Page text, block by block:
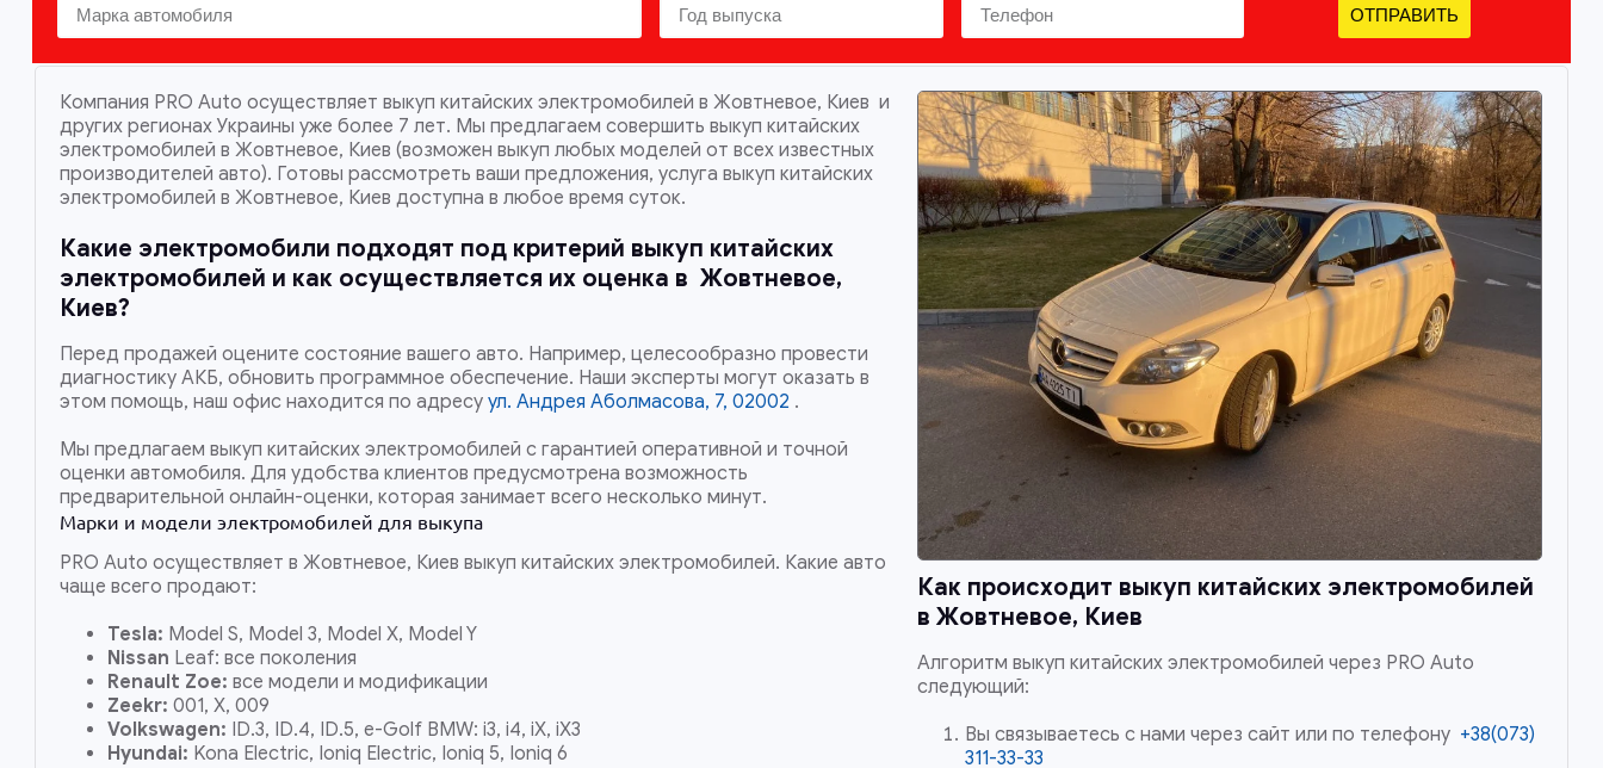
ОТПРАВИТЬ
Компания PRO Auto осуществляет выкуп китайских электромобилей в Жовтневое, Киев и
других регионах Украины уже более 7 лет. Мы предлагаем совершить выкуп китайских
электромобилей в Жовтневое, Киев (возможен выкуп любых моделей от всех известных
производителей авто). Готовы рассмотреть ваши предложения, услуга выкуп китайских
электромобилей в Жовтневое, Киев доступна в любое время суток.
Какие электромобили подходят под критерий выкуп китайских
электромобилей и как осуществляется их оценка в Жовтневое,
Киев?
Перед продажей оцените состояние вашего авто. Например, целесообразно провести
диагностику АКБ, обновить программное обеспечение. Наши эксперты могут оказать в
этом помощь, наш офис находится по адресу ул. Андрея Аболмасова, 7, 02002 .
Мы предлагаем выкуп китайских электромобилей с гарантией оперативной и точной
оценки автомобиля. Для удобства клиентов предусмотрена возможность
предварительной онлайн-оценки, которая занимает всего несколько минут.
Марки и модели электромобилей для выкупа
PRO Auto осуществляет в Жовтневое, Киев выкуп китайских электромобилей. Какие авто
чаще всего продают:
Tesla: Model S, Model 3, Model X, Model Y
Nissan Leaf: все поколения
Renault Zoe: все модели и модификации
Zeekr: 001, X, 009
Volkswagen: ID.3, ID.4, ID.5, e-Golf BMW: i3, i4, iX, iX3
Hyundai: Kona Electric, Ioniq Electric, Ioniq 5, Ioniq 6
Как происходит выкуп китайских электромобилей
в Жовтневое, Киев
Алгоритм выкуп китайских электромобилей через PRO Auto
следующий:
Вы связываетесь с нами через сайт или по телефону +38(073)
311-33-33